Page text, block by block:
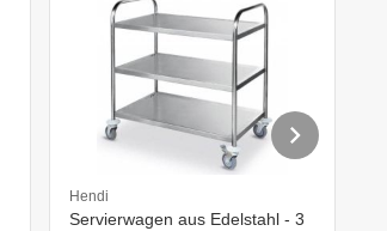
Hendi
Servierwagen aus Edelstahl - 3